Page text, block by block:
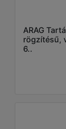
ARAG
rögzítésű,
6..